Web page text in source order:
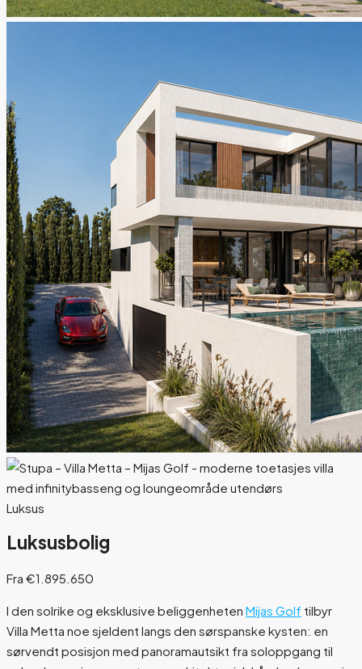
Luksus
Luksusbolig
Fra €1.895.650
I den solrike og eksklusive beliggenheten Mijas Golf tilbyr
Villa Metta noe sjeldent langs den sørspanske kysten: en
sørvendt posisjon med panoramautsikt fra soloppgang til